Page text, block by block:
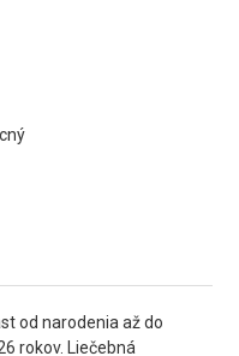
od narodenia až do
rokov. Liečebná